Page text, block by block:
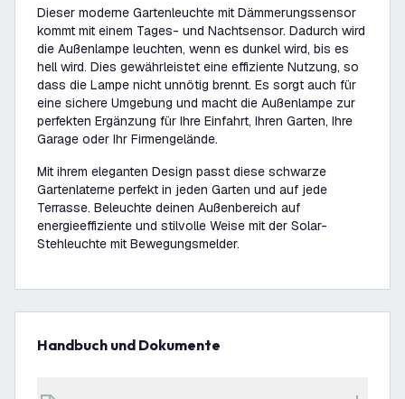
Dieser moderne Gartenleuchte mit Dämmerungssensor
kommt mit einem Tages- und Nachtsensor. Dadurch wird
die Außenlampe leuchten, wenn es dunkel wird, bis es
hell wird. Dies gewährleistet eine effiziente Nutzung, so
dass die Lampe nicht unnötig brennt. Es sorgt auch für
eine sichere Umgebung und macht die Außenlampe zur
perfekten Ergänzung für Ihre Einfahrt, Ihren Garten, Ihre
Garage oder Ihr Firmengelände.
Mit ihrem eleganten Design passt diese schwarze
Gartenlaterne perfekt in jeden Garten und auf jede
Terrasse. Beleuchte deinen Außenbereich auf
energieeffiziente und stilvolle Weise mit der Solar-
Stehleuchte mit Bewegungsmelder.
Handbuch und Dokumente